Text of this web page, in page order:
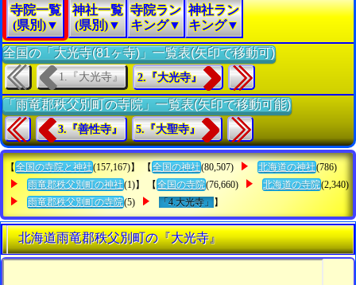
寺院一覧
(県別)▼
神社一覧
(県別)▼
寺院ラン
キング▼
神社ラン
キング▼
全国の「大光寺(81ヶ寺)」一覧表(矢印で移動可)
1.『大光寺』 2.『大光寺』
「雨竜郡秩父別町の寺院」一覧表(矢印で移動可能)
3.『善性寺』 5.『大聖寺』
【 全国の寺院と神社(157,167)】 【 全国の神社(80,507) 北海道の神社(786)
雨竜郡秩父別町の神社(1)】 【 全国の寺院(76,660) 北海道の寺院(2,340)
雨竜郡秩父別町の寺院(5) 「4.大光寺」 】
北海道雨竜郡秩父別町の『大光寺』